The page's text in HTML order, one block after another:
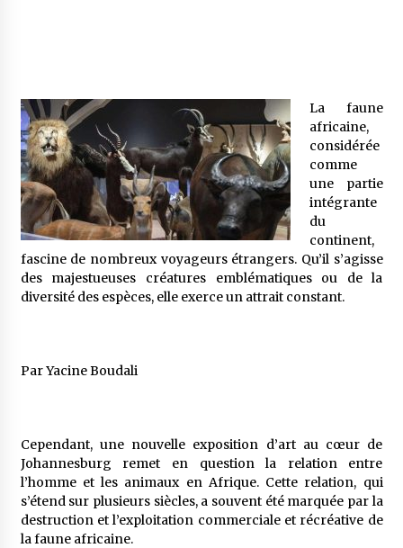
« Père, tiens-moi, je vais tomber ! »
5 ans ago
Le bouc de l’Au-delà
5 ans ago
Le monstrueux vieillard (Un récit du Sud
algérien)
Rencontre nocturne dans le désert (Un conte
Un conte targui/ Quand la tête est vide
5 ans ago
Tradition orale/ D’où viennent les contes et à
La faune
africaine,
considérée
comme
une partie
intégrante
du
continent,
fascine de nombreux voyageurs étrangers. Qu’il s’agisse
des majestueuses créatures emblématiques ou de la
diversité des espèces, elle exerce un attrait constant.
Par Yacine Boudali
Cependant, une nouvelle exposition d’art au cœur de
Johannesburg remet en question la relation entre
l’homme et les animaux en Afrique. Cette relation, qui
s’étend sur plusieurs siècles, a souvent été marquée par la
destruction et l’exploitation commerciale et récréative de
la faune africaine.